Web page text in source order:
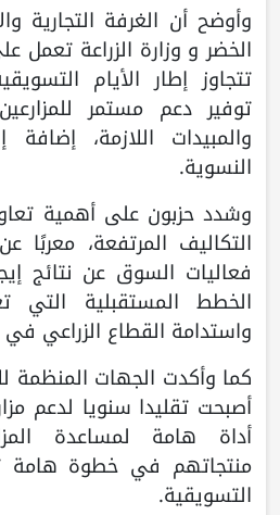
وأوضح أن الغرفة التجارية
الخضر و وزارة الزراعة تعمل
تتجاوز إطار الأيام
توفير دعم مستمر
والمبيدات اللازمة،
النسوية.
وشدد حزبون على أهمية
التكاليف المرتفعة،
فعاليات السوق عن نتائج
الخطط المستقبلية التي
واستدامة القطاع الزراعي
كما وأكدت الجهات المنظمة
أصبحت تقليدا سنويا لدعم
أداة هامة لمساعدة
منتجاتهم في خطوة هامة
التسويقية.